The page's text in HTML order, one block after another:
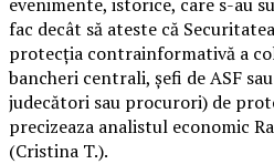
fac decât să ateste că
protecția contrainformativă a
bancheri centrali, șefi de ASF
judecători sau procurori) de
precizeaza analistul economic
(Cristina T.).